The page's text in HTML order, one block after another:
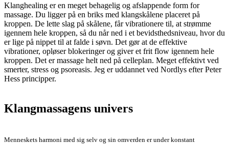
Klanghealing er en meget behagelig og afslappende form for
massage. Du ligger på en briks med klangskålene placeret på
kroppen. De lette slag på skålene, får vibrationere til, at strømme
igennem hele kroppen, så du når ned i et bevidsthedsniveau, hvor du
er lige på nippet til at falde i søvn. Det gør at de effektive
vibrationer, opløser blokeringer og giver et frit flow igennem hele
kroppen. Det er massage helt ned på celleplan. Meget effektivt ved
smerter, stress og psoreasis. Jeg er uddannet ved Nordlys efter Peter
Hess principper.
Klangmassagens univers
Menneskets harmoni med sig selv og sin omverden er under konstant